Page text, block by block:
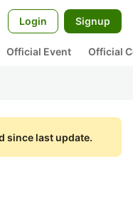
Login Signup
Official Event Official
since last update.